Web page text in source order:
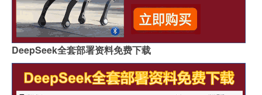
DeepSeek全套部署资料免费下载